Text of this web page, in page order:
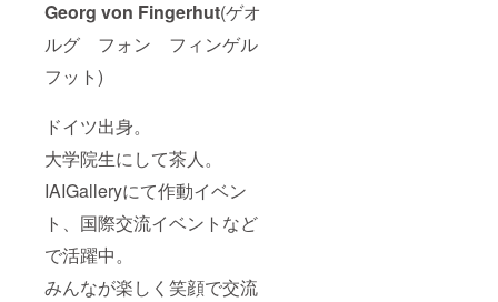
Georg von Fingerhut(ゲオ
ルグ フォン フィンゲル
フット)
ドイツ出身。
大学院生にして茶人。
IAIGalleryにて作動イベン
ト、国際交流イベントなど
で活躍中。
みんなが楽しく笑顔で交流